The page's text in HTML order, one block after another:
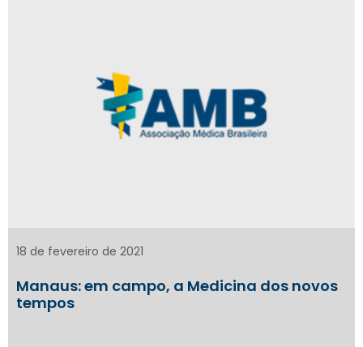
Manaus: em campo, a Medicina dos novos
tempos
18 de fevereiro de 2021